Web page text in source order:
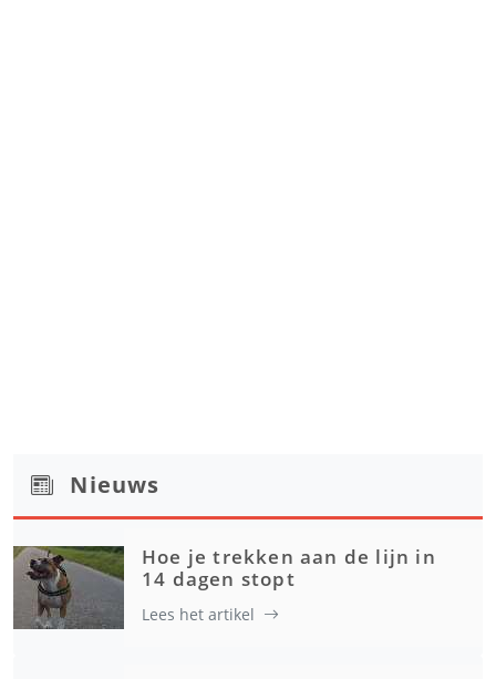
Nieuws
Hoe je trekken aan de lijn in
14 dagen stopt
Lees het artikel